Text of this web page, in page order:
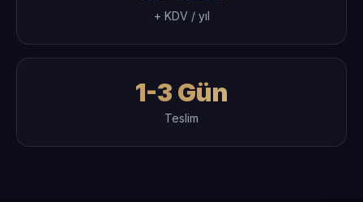
+ KDV / yıl
1-3 Gün
Teslim